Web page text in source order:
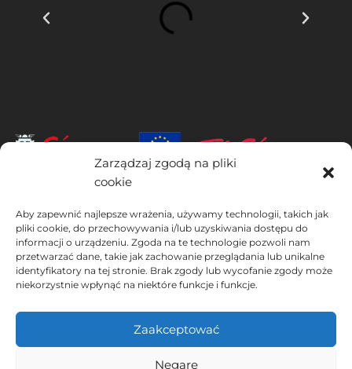
Zarządzaj zgodą na pliki
cookie
Aby zapewnić najlepsze wrażenia, używamy technologii, takich jak
pliki cookie, do przechowywania i/lub uzyskiwania dostępu do
informacji o urządzeniu. Zgoda na te technologie pozwoli nam
przetwarzać dane, takie jak zachowanie przeglądania lub unikalne
identyfikatory na tej stronie. Brak zgody lub wycofanie zgody może
niekorzystnie wpłynąć na niektóre funkcje i funkcje.
Zaakceptować
Negare
beneficjentem Europejskiego Funduszu Rozwoju Regionalnego,
którego celem jest rozwój wykorzystania i jakości technologii
informacyjno-komunikacyjnych oraz ich dostępności, dzięki czemu
wdrożył następujące rozwiązania: obecność w Internecie poprzez
swoją Stronie internetowej. Obecne działanie miało miejsce w 2020
roku. W tym celu zostało wsparte przez program TIC Cámaras, przez